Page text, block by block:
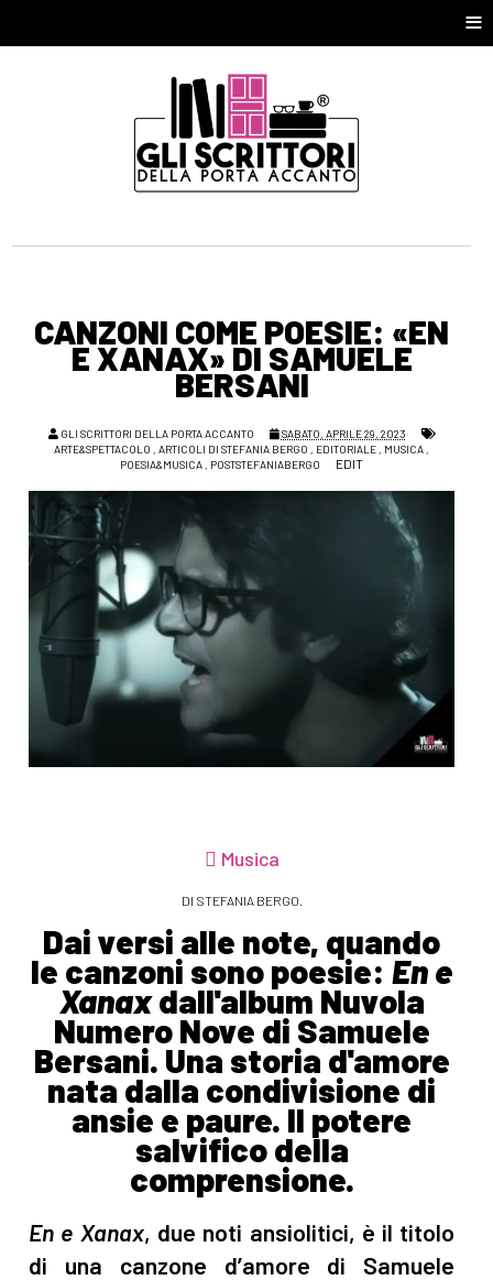
≡
CANZONI COME POESIE: «EN
E XANAX» DI SAMUELE
BERSANI
GLI SCRITTORI DELLA PORTA ACCANTO
SABATO, APRILE 29, 2023
ARTE&SPETTACOLO ,ARTICOLI DI STEFANIA BERGO , EDITORIALE , MUSICA ,
POESIA&MUSICA , POSTSTEFANIABERGO EDIT
Musica
DI STEFANIA BERGO.
Dai versi alle note, quando
le canzoni sono poesie:En e
Xanaxdall'album Nuvola
Numero Nove di Samuele
Bersani. Una storia d'amore
nata dalla condivisione di
ansie e paure. Il potere
salvifico della
comprensione.
En e Xanax, due noti ansiolitici, è il titolo
di una canzone d’amore di Samuele